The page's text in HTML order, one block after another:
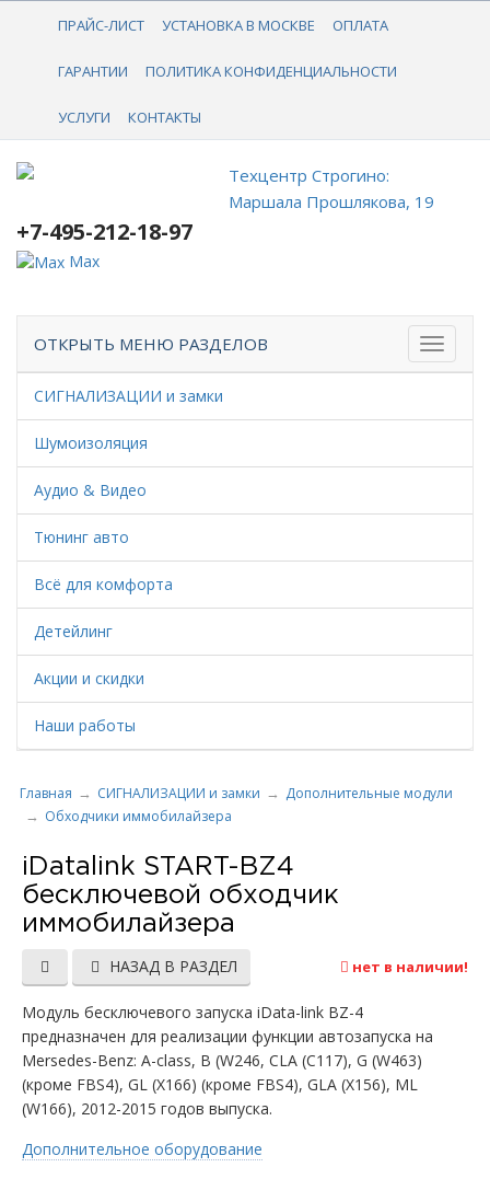
+7-495-212-18-97
ПРАЙС-ЛИСТ УСТАНОВКА В МОСКВЕ ОПЛАТА
ГАРАНТИИ ПОЛИТИКА КОНФИДЕНЦИАЛЬНОСТИ
УСЛУГИ КОНТАКТЫ
Техцентр Строгино:
Маршала Прошлякова, 19
+7-495-212-18-97
Max
ОТКРЫТЬ МЕНЮ РАЗДЕЛОВ
СИГНАЛИЗАЦИИ и замки
Шумоизоляция
Аудио & Видео
Тюнинг авто
Всё для комфорта
Детейлинг
Акции и скидки
Наши работы
Главная СИГНАЛИЗАЦИИ и замки
Дополнительные модули
Обходчики иммобилайзера
iDatalink START-BZ4
бесключевой обходчик
иммобилайзера
НАЗАД В РАЗДЕЛ нет в наличии!
Модуль бесключевого запуска iData-link BZ-4
предназначен для реализации функции автозапуска на
Mersedes-Benz: A-class, B (W246, CLA (C117), G (W463)
(кроме FBS4), GL (X166) (кроме FBS4), GLA (X156), ML
(W166), 2012-2015 годов выпуска.
Дополнительное оборудование